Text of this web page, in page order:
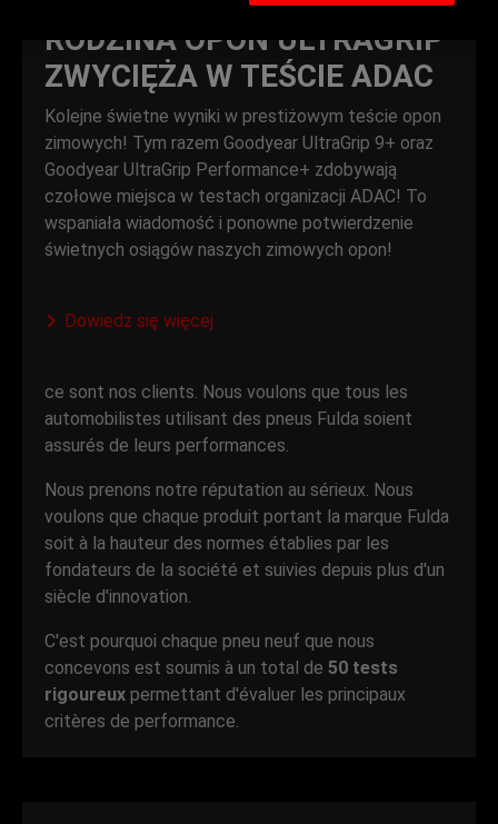
RODZINA OPON ULTRAGRIP
ZWYCIĘŻA W TEŚCIE ADAC
Kolejne świetne wyniki w prestiżowym teście opon
zimowych! Tym razem Goodyear UltraGrip 9+ oraz
Goodyear UltraGrip Performance+ zdobywają
czołowe miejsca w testach organizacji ADAC! To
wspaniała wiadomość i ponowne potwierdzenie
świetnych osiągów naszych zimowych opon!
Dowiedz się więcej
ce sont nos clients. Nous voulons que tous les
automobilistes utilisant des pneus Fulda soient
assurés de leurs performances.
Nous prenons notre réputation au sérieux. Nous
voulons que chaque produit portant la marque Fulda
soit à la hauteur des normes établies par les
fondateurs de la société et suivies depuis plus d'un
siècle d'innovation.
C'est pourquoi chaque pneu neuf que nous
concevons est soumis à un total de 50 tests
rigoureux permettant d'évaluer les principaux
critères de performance.